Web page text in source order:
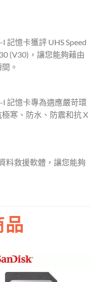
記憶卡獲評 UHS Speed
(V30)，讓您能夠藉由
。
I 記憶卡專為適應嚴苛環
寒、防水、防震和抗 X
料救援軟體，讓您能夠
品